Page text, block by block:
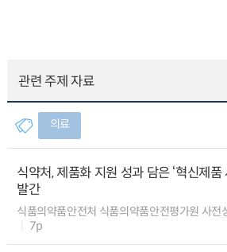
관련 주제 자료
의료
식약처, 제품화 지원 성과 담은 ‘혁신제품
발간
식품의약품안전처 식품의약품안전평가원 사전
7p